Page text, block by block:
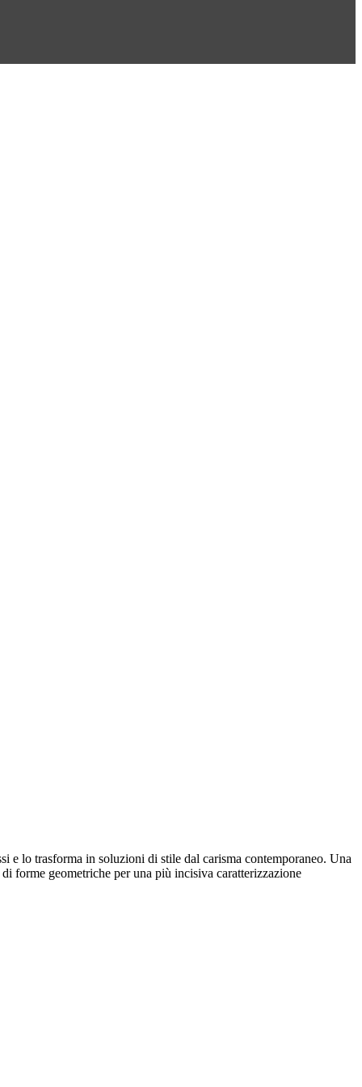
lo trasforma in soluzioni di stile dal carisma contemporaneo. Una
forme geometriche per una più incisiva caratterizzazione